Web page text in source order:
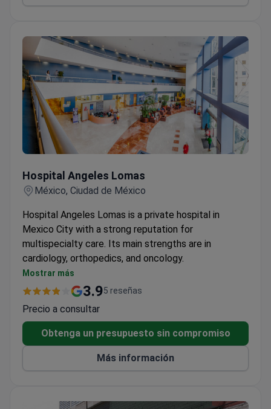
Hospital Angeles Lomas
México, Ciudad de México
Hospital Angeles Lomas is a private hospital in
Mexico City with a strong reputation for
multispecialty care. Its main strengths are in
cardiology, orthopedics, and oncology.
Part of the Angeles Health System, one of
Mexico's largest private hospital networks.
64-slice CT scanner.
Dedicated emergency department with 24/7
coverage for acute cases.
International patient support available including
free airport transfers.
Mostrar más
3.95 reseñas
Precio a consultar
Obtenga un presupuesto sin compromiso
Más información